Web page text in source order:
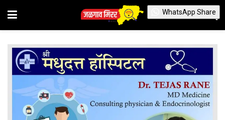
WhatsApp Share